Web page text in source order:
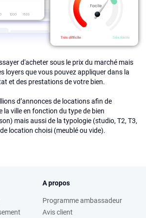
d'acheter sous le prix du marché mais
loyers que vous pouvez appliquer dans la
et des prestations de votre bien.
d’annonces de locations afin de
la ville en fonction du type de bien
mais aussi de la typologie (studio, T2, T3,
location choisi (meublé ou vide).
A propos
Programme ambassadeur
Avis client